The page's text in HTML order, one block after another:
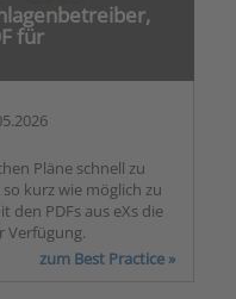
für
Pläne schnell zu
kurz wie möglich zu
PDFs aus eXs die
Verfügung.
zum Best Practice »